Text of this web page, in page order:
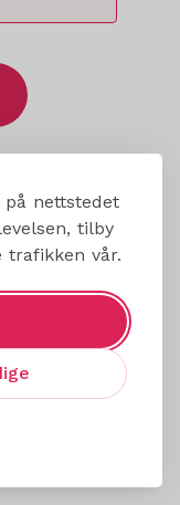
nettstedet
tilby
trafikken vår.